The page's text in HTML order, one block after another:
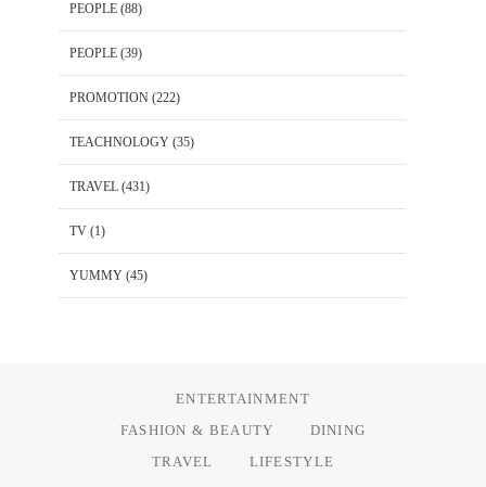
PEOPLE (88)
PEOPLE (39)
PROMOTION (222)
TEACHNOLOGY (35)
TRAVEL (431)
TV (1)
YUMMY (45)
ENTERTAINMENT
FASHION & BEAUTY
DINING
TRAVEL
LIFESTYLE